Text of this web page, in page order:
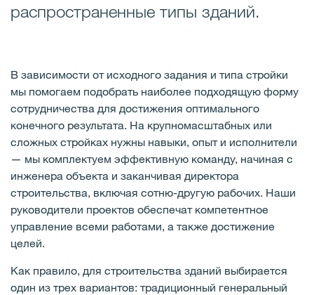
распространенные типы зданий.
В зависимости от исходного задания и типа стройки
мы помогаем подобрать наиболее подходящую форму
сотрудничества для достижения оптимального
конечного результата. На крупномасштабных или
сложных стройках нужны навыки, опыт и исполнители
— мы комплектуем эффективную команду, начиная с
инженера объекта и заканчивая директора
строительства, включая сотню-другую рабочих. Наши
руководители проектов обеспечат компетентное
управление всеми работами, а также достижение
целей.
Как правило, для строительства зданий выбирается
один из трех вариантов: традиционный генеральный